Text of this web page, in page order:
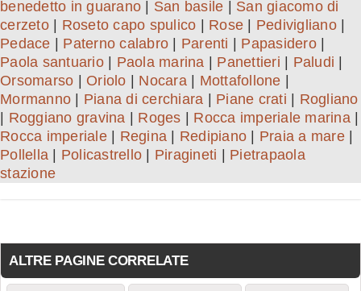
benedetto in guarano
San basile
San giacomo di
cerzeto| Roseto capo spulico Rose Pedivigliano|
Pedace
Paterno calabro Parenti Papasidero|
Paola santuario| Paola marina Panettieri Paludi
Orsomarso
Oriolo Nocara| Mottafollone
Mormanno
Piana di cerchiara Piane crati
Rogliano
Roggiano gravina Roges Rocca imperiale marina|
Rocca imperiale| Regina Redipiano Praia a mare|
Pollella
Policastrello Piragineti
Pietrapaola
stazione
ALTRE PAGINE CORRELATE